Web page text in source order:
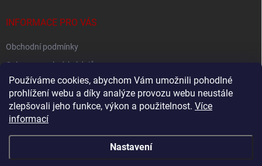
Používáme cookies, abychom Vám umožnili pohodlné
prohlížení webu a díky analýze provozu webu neustále
zlepšovali jeho funkce, výkon a použitelnost. Více
informací
Nastavení
INFORMACE PRO VÁS
Obchodní podmínky
Ochrana osobních údajů
FACEBOOK